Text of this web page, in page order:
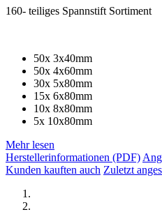
160- teiliges Spannstift Sortiment
50x 3x40mm
50x 4x60mm
30x 5x80mm
15x 6x80mm
10x 8x80mm
5x 10x80mm
Mehr lesen
Herstellerinformationen (PDF)
Kunden kauften auch Zuletzt